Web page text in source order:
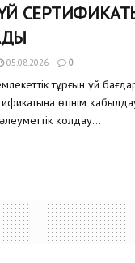
05.08.2026 0
тұрғын үй
өтінім
қолдау...